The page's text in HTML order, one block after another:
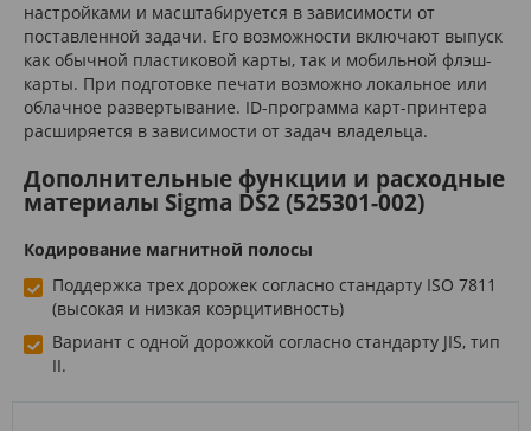
настройками и масштабируется в зависимости от
поставленной задачи. Его возможности включают выпуск
как обычной пластиковой карты, так и мобильной флэш-
карты. При подготовке печати возможно локальное или
облачное развертывание. ID-программа карт-принтера
расширяется в зависимости от задач владельца.
Дополнительные функции и расходные
материалы Sigma DS2 (525301-002)
Кодирование магнитной полосы
Поддержка трех дорожек согласно стандарту ISO 7811
(высокая и низкая коэрцитивность)
Вариант с одной дорожкой согласно стандарту JIS, тип
II.